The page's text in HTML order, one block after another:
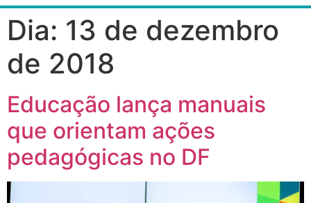
Dia: 13 de dezembro
de 2018
Educação lança manuais
que orientam ações
pedagógicas no DF